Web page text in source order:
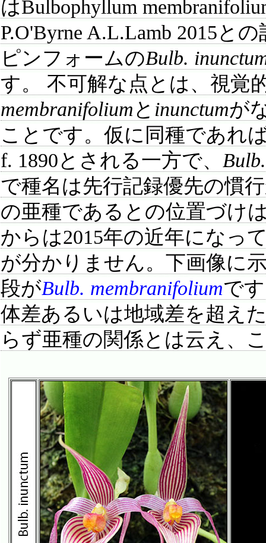
はBulbophyllum
P.O'Byrne A.L.Lamb 2015と
ピンフォームのBulb.
す。 不可解な点とは、視覚
membranifolium と inunctumが
ことです。仮に同種であれ
f. 1890とされる一方で、
で種名は先行記録優先の慣
の亜種であるとの位置づけ
からは2015年の近年になっ
が分かりません。下画像に
段がBulb. membranifoliumで
体差あるいは地域差を超え
らず亜種の関係とは云え、